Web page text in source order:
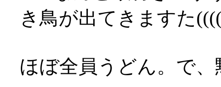
き鳥が出てきますた
ほぼ全員うどん。で